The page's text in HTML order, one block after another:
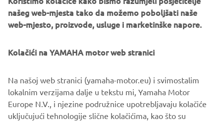
našeg web-mjesta tako da možemo poboljšati naše
web-mjesto, proizvode, usluge i marketinške napore.
Kolačići na YAMAHA motor web stranici
Na našoj web stranici (yamaha-motor.eu) i svimostalim
lokalnim verzijama dalje u tekstu mi, Yamaha Motor
Europe N.V., i njezine podružnice upotrebljavaju kolačiće
uključujući tehnologije slične kolačićima, kao što su